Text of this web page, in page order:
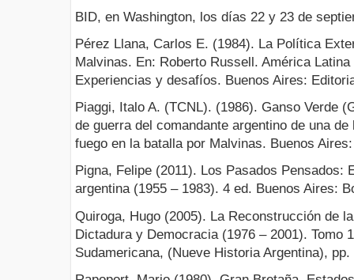
BID, en Washington, los días 22 y 23 de
Pérez Llana, Carlos E. (1984). La Política
Malvinas. En: Roberto Russell. América
Experiencias y desafíos. Buenos Aires:
Piaggi, Italo A. (TCNL). (1986). Ganso Verde
de guerra del comandante argentino de una
fuego en la batalla por Malvinas. Buenos
Pigna, Felipe (2011). Los Pasados Pensados:
argentina (1955 – 1983). 4 ed. Buenos Aires:
Quiroga, Hugo (2005). La Reconstrucción de
Dictadura y Democracia (1976 – 2001). Tomo
Sudamericana, (Nueve Historia Argentina), pp.